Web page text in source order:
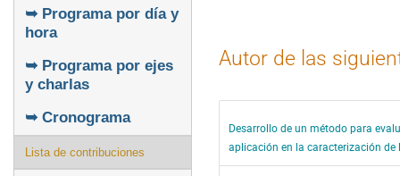
➥ Programa por día y
hora
➥ Programa por ejes
y charlas
➥ Cronograma
Lista de contribuciones
Autor de las
Desarrollo de un método para
aplicación en la caracterización de